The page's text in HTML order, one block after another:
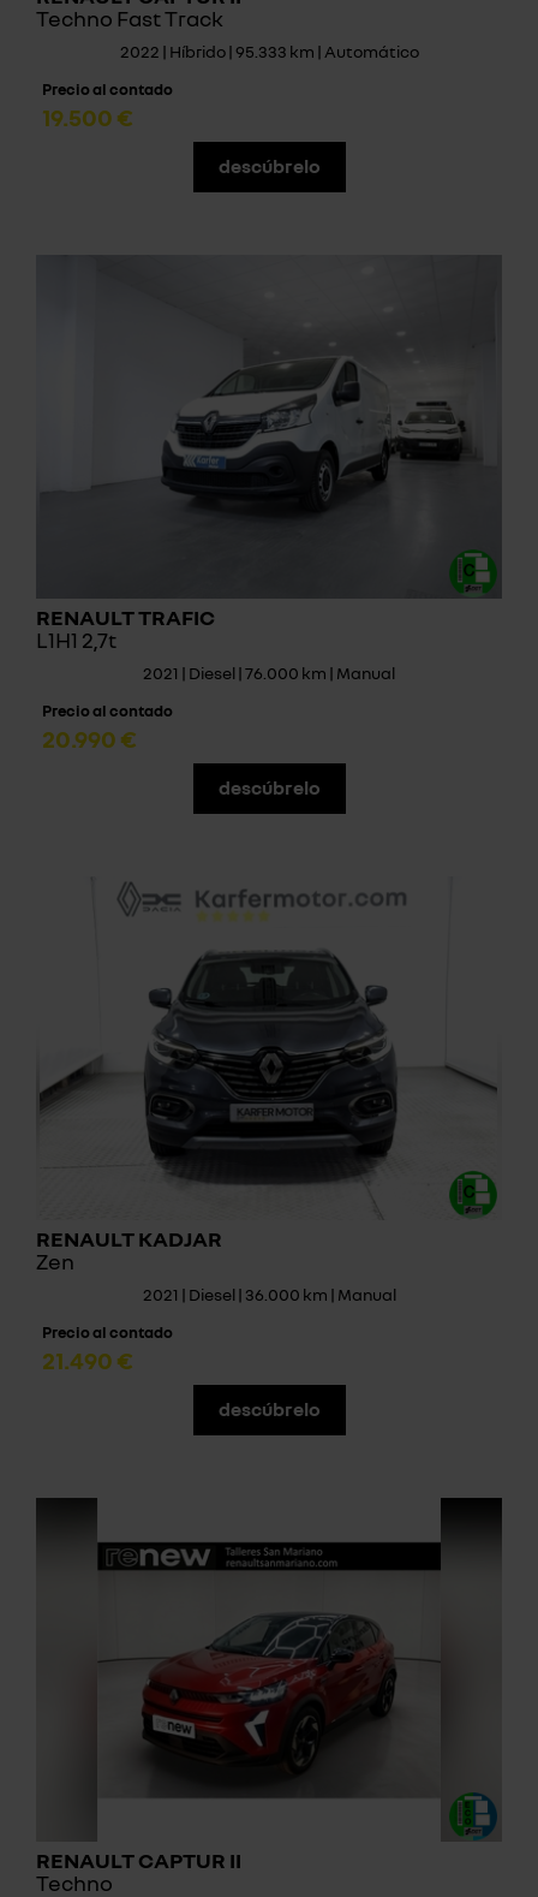
Techno Fast Track
2022 | Híbrido | 95.333 km | Automático
Precio al contado
19.500 €
descúbrelo
RENAULT TRAFIC
L1H1 2,7t
2021 | Diesel | 76.000 km | Manual
Precio al contado
20.990 €
descúbrelo
RENAULT KADJAR
Zen
2021 | Diesel | 36.000 km | Manual
Precio al contado
21.490 €
descúbrelo
RENAULT CAPTUR II
Techno